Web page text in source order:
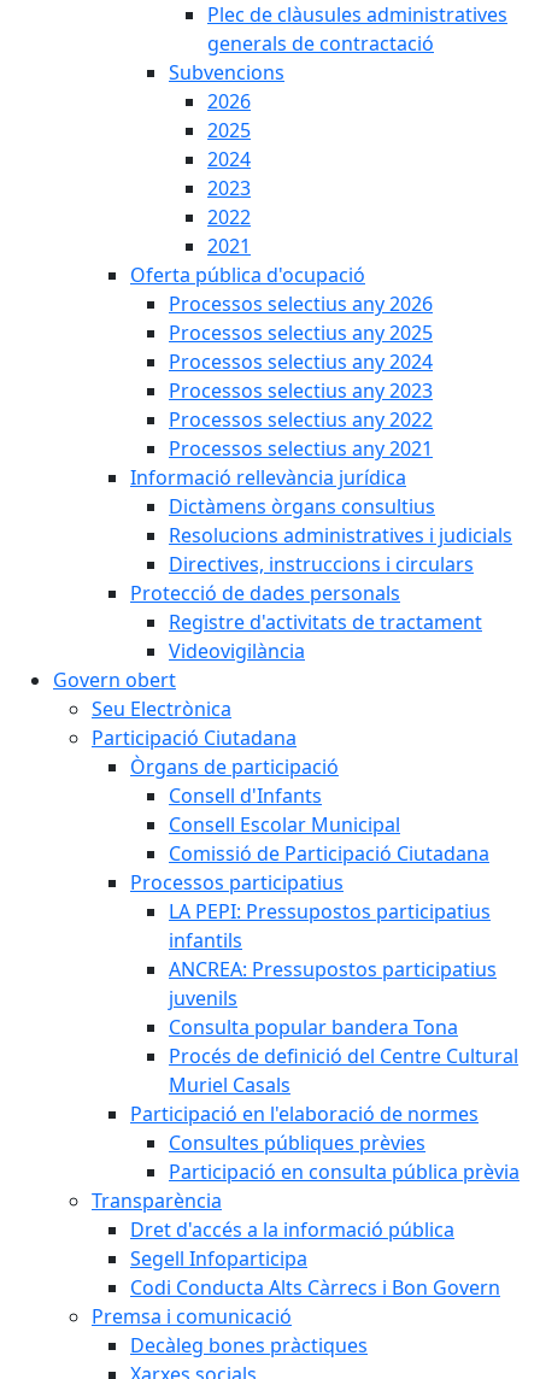
Plec de clàusules administratives
generals de contractació
Subvencions
2026
2025
2024
2023
2022
2021
Oferta pública d'ocupació
Processos selectius any 2026
Processos selectius any 2025
Processos selectius any 2024
Processos selectius any 2023
Processos selectius any 2022
Processos selectius any 2021
Informació rellevància jurídica
Dictàmens òrgans consultius
Resolucions administratives i judicials
Directives, instruccions i circulars
Protecció de dades personals
Registre d'activitats de tractament
Videovigilància
Govern obert
Seu Electrònica
Participació Ciutadana
Òrgans de participació
Consell d'Infants
Consell Escolar Municipal
Comissió de Participació Ciutadana
Processos participatius
LA PEPI: Pressupostos participatius
infantils
ANCREA: Pressupostos participatius
juvenils
Consulta popular bandera Tona
Procés de definició del Centre Cultural
Muriel Casals
Participació en l'elaboració de normes
Consultes públiques prèvies
Participació en consulta pública prèvia
Transparència
Dret d'accés a la informació pública
Segell Infoparticipa
Codi Conducta Alts Càrrecs i Bon Govern
Premsa i comunicació
Decàleg bones pràctiques